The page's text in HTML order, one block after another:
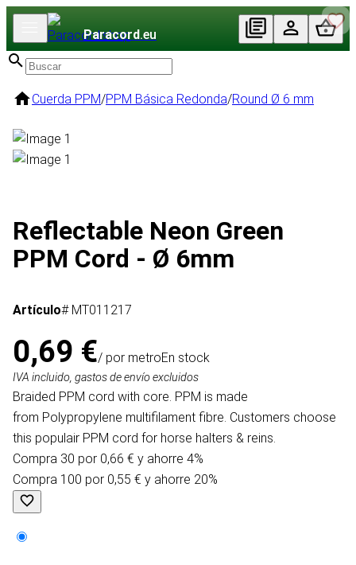
Paracord.eu
Cuerda PPM/PPM Básica Redonda/Round Ø 6 mm
Reflectable Neon Green
PPM Cord - Ø 6mm
Artículo# MT011217
0,69 €/ por metroEn stock
IVA incluido, gastos de envío excluidos
Braided PPM cord with core. PPM is made
from Polypropylene multifilament fibre. Customers choose
this populair PPM cord for horse halters & reins.
Compra 30 por 0,66 € y ahorre 4%
Compra 100 por 0,55 € y ahorre 20%